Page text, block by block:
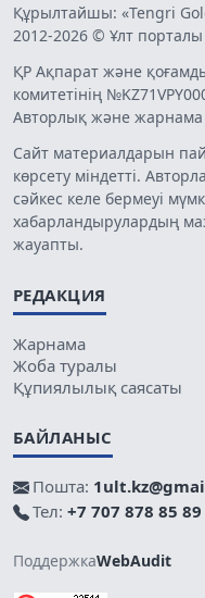
Құрылтайшы: «Tengri
2012-2026 © Ұлт порталы
ҚР Ақпарат және
комитетінің
Авторлық және жарнама
Сайт материалдарын
көрсету міндетті.
сәйкес келе бермеуі
хабарландырулардың
жауапты.
РЕДАКЦИЯ
Жарнама
Жоба туралы
Құпиялылық саясаты
БАЙЛАНЫС
Пошта:
Тел: +7 707 878 85 89
ПоддержкаWebAudit